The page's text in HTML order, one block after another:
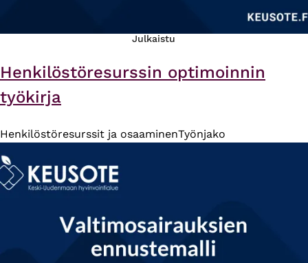
Julkaistu
Henkilöstöresurssin optimoinnin
työkirja
Henkilöstöresurssit ja osaaminenTyönjako